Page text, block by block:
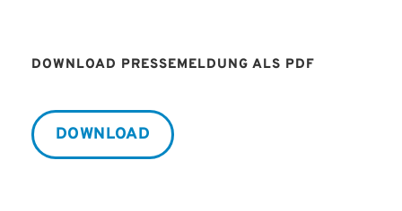
DOWNLOAD PRESSEMELDUNG ALS PDF
DOWNLOAD